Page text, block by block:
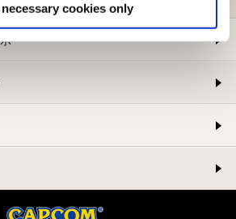
necessary cookies only